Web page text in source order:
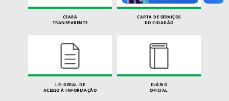
CEARÁ
TRANSPARENTE
CARTA DE SERVIÇOS
DO CIDADÃO
LEI GERAL DE
ACESSO À INFORMAÇÃO
DIÁRIO
OFICIAL